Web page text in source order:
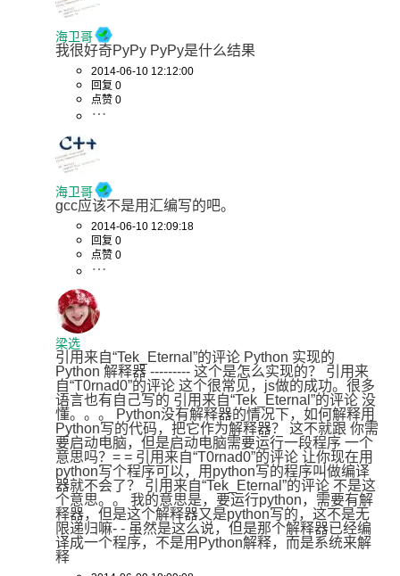
海卫哥
我很好奇PyPy PyPy是什么结果
2014-06-10 12:12:00
回复 0
点赞 0
海卫哥
gcc应该不是用汇编写的吧。
2014-06-10 12:09:18
回复 0
点赞 0
梁选
引用来自“Tek_Eternal”的评论 Python 实现的
Python 解释器 --------- 这个是怎么实现的？ 引用来
自“T0rnad0”的评论 这个很常见，js做的成功。很多
语言也有自己写的 引用来自“Tek_Eternal”的评论 没
懂。。。 Python没有解释器的情况下，如何解释用
Python写的代码，把它作为解释器？ 这不就跟 你需
要启动电脑，但是启动电脑需要运行一段程序 一个
意思吗？= = 引用来自“T0rnad0”的评论 让你现在用
python写个程序可以，用python写的程序叫做编译
器就不会了？ 引用来自“Tek_Eternal”的评论 不是这
个意思。。 我的意思是，要运行python，需要有解
释器，但是这个解释器又是python写的，这不是无
限递归嘛- - 虽然是这么说，但是那个解释器已经编
译成一个程序，不是用Python解释，而是系统来解
释